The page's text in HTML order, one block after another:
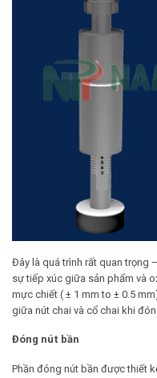
Đây là quá trình rất quan trọng
sự tiếp xúc giữa sản phẩm và
mực chiết ( ± 1 mm to ± 0.5
giữa nút chai và cổ chai khi
Đóng nút bần
Phần đóng nút bần được thiết